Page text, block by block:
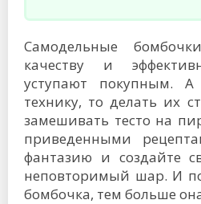
Самодельные
качеству и
уступают покупным.
технику, то делать их
замешивать тесто на
приведенными
фантазию и создайте
неповторимый шар. И
бомбочка, тем больше